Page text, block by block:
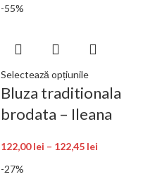
-55%
Selectează opțiunile
Bluza traditionala
brodata – Ileana
122,00lei – 122,45 lei
-27%